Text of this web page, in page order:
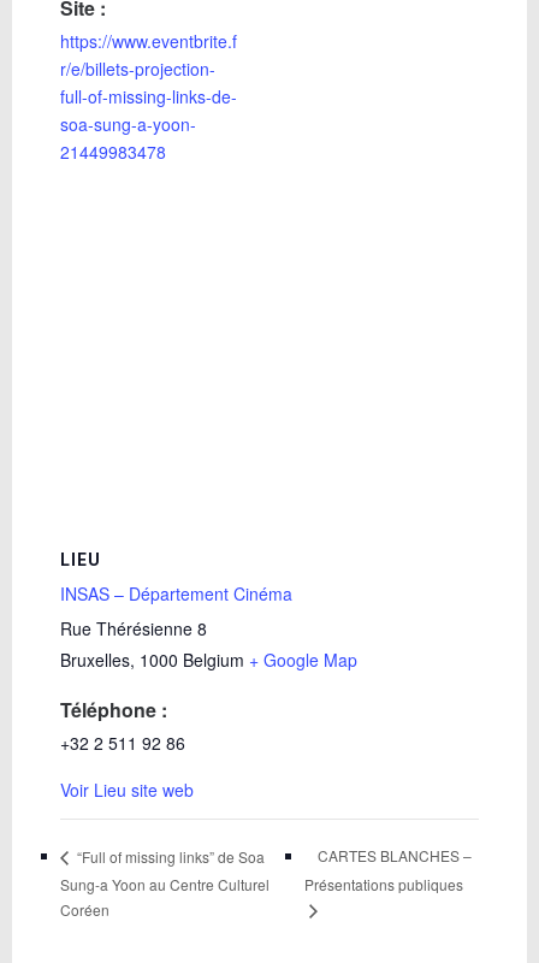
Site :
https://www.eventbrite.f
r/e/billets-projection-
full-of-missing-links-de-
soa-sung-a-yoon-
21449983478
LIEU
INSAS – Département Cinéma
Rue Thérésienne 8
Bruxelles, 1000 Belgium + Google Map
Téléphone :
+32 2 511 92 86
Voir Lieu site web
“Full of missing links” de Soa
Sung-a Yoon au Centre Culturel
Coréen
CARTES BLANCHES –
Présentations publiques